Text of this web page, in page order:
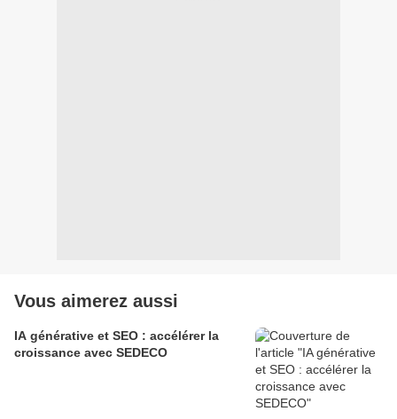
Vous aimerez aussi
IA générative et SEO : accélérer la
croissance avec SEDECO